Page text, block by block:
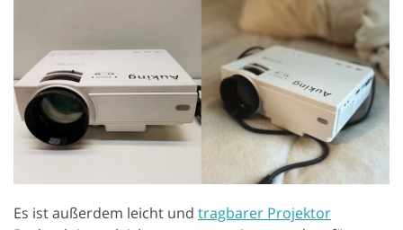
Es ist außerdem leicht und tragbarer Projektor